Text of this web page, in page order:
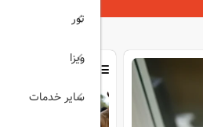
سایر مطالب
تور
ویزا
سایر خدمات